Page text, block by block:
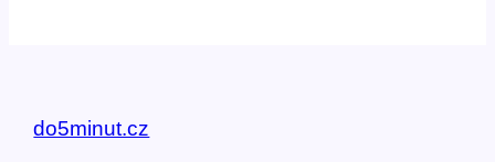
do5minut.cz